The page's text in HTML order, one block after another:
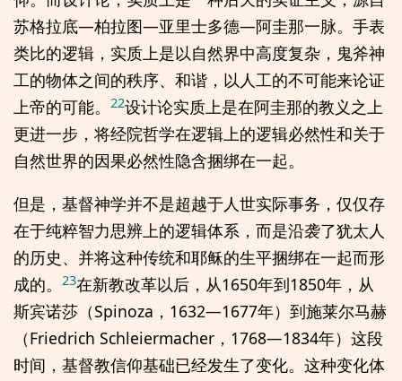
苏格拉底—柏拉图—亚里士多德—阿圭那一脉。手表
类比的逻辑，实质上是以自然界中高度复杂，鬼斧神
工的物体之间的秩序、和谐，以人工的不可能来论证
上帝的可能。 22设计论实质上是在阿圭那的教义之上
更进一步，将经院哲学在逻辑上的逻辑必然性和关于
自然世界的因果必然性隐含捆绑在一起。
但是，基督神学并不是超越于人世实际事务，仅仅存
在于纯粹智力思辨上的逻辑体系，而是沿袭了犹太人
的历史、并将这种传统和耶稣的生平捆绑在一起而形
成的。
23在新教改革以后，从1650年到1850年，从
斯宾诺莎（Spinoza，1632—1677年）到施莱尔马赫
（Friedrich Schleiermacher，1768—1834年）这段
时间，基督教信仰基础已经发生了变化。这种变化体